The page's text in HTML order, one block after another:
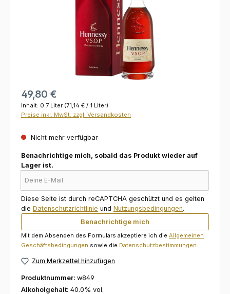
49,80 €
Inhalt: 0.7 Liter (71,14 € / 1 Liter)
Preise inkl. MwSt. zzgl. Versandkosten
Nicht mehr verfügbar
Benachrichtige mich, sobald das Produkt wieder auf
Lager ist.
Diese Seite ist durch reCAPTCHA geschützt und es gelten
die Datenschutzrichtlinie und Nutzungsbedingungen.
Benachrichtige mich
Mit dem Absenden des Formulars akzeptiere ich die Allgemeinen
Geschäftsbedingungen sowie die Datenschutzbestimmungen.
Zum Merkzettel hinzufügen
Produktnummer: w849
Alkoholgehalt: 40.0% vol.